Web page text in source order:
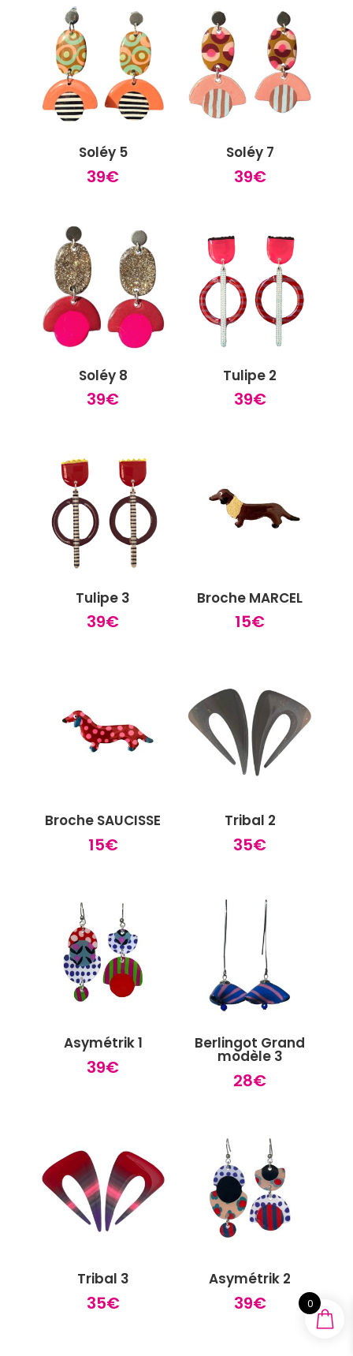
Soléy 5
39€
Soléy 7
39€
Soléy 8
39€
Tulipe 2
39€
Tulipe 3
39€
Broche MARCEL
15€
Broche SAUCISSE
15€
Tribal 2
35€
Asymétrik 1
39€
Berlingot Grand
modèle 3
28€
Tribal 3
35€
Asymétrik 2
39€ 0